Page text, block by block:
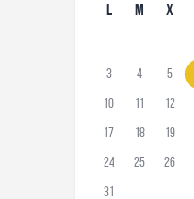
L M X
3 4 5
10 11 12
17 18 19
24 25 26
31